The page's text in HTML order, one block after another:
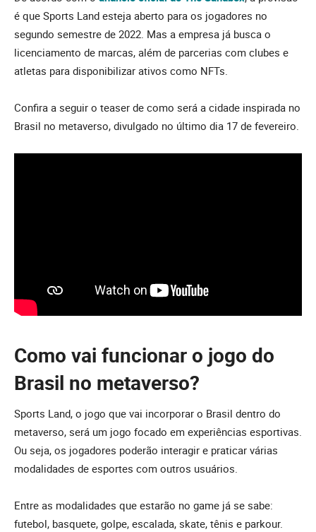
é que Sports Land esteja aberto para os jogadores no
segundo semestre de 2022. Mas a empresa já busca o
licenciamento de marcas, além de parcerias com clubes e
atletas para disponibilizar ativos como NFTs.
Confira a seguir o teaser de como será a cidade inspirada no
Brasil no metaverso, divulgado no último dia 17 de fevereiro.
Como vai funcionar o jogo do
Brasil no metaverso?
Sports Land, o jogo que vai incorporar o Brasil dentro do
metaverso, será um jogo focado em experiências esportivas.
Ou seja, os jogadores poderão interagir e praticar várias
modalidades de esportes com outros usuários.
Entre as modalidades que estarão no game já se sabe:
futebol, basquete, golpe, escalada, skate, tênis e parkour.